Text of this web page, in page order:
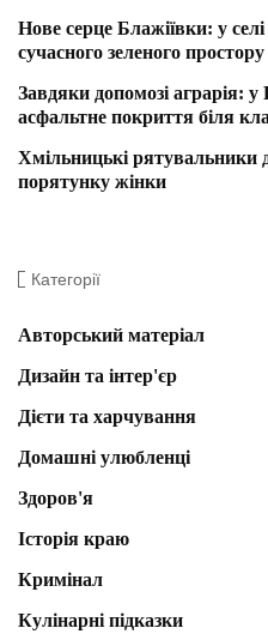
Нове серце Блажіївки: у
сучасного зеленого простору
Завдяки допомозі аграрія:
асфальтне покриття біля
Хмільницькі рятувальники
порятунку жінки
Категорії
Авторський матеріал
Дизайн та інтер'єр
Дієти та харчування
Домашні улюбленці
Здоров'я
Історія краю
Кримінал
Кулінарні підказки